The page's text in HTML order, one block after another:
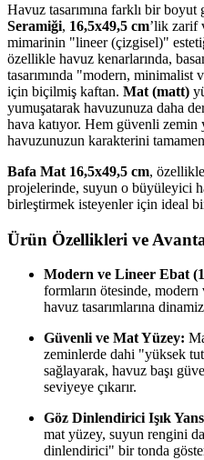
Havuz tasarımına farklı bir boyut
Seramiği, 16,5x49,5 cm’lik zarif
mimarinin "lineer (çizgisel)"
özellikle havuz kenarlarında,
tasarımında "modern,
için biçilmiş kaftan. Mat (matt)
yumuşatarak havuzunuza daha
hava katıyor. Hem güvenli zemin
havuzunuzun karakterini
Bafa Mat 16,5x49,5 cm,
projelerinde, suyun o büyüleyici
birleştirmek isteyenler için ideal
Ürün Özellikleri ve
Modern ve Lineer Ebat
formların ötesinde,
havuz tasarımlarına
Güvenli ve Mat Yüzey:
zeminlerde dahi "yüksek
sağlayarak, havuz başı
seviyeye çıkarır.
Göz Dinlendirici Işık
mat yüzey, suyun rengini
dinlendirici" bir tonda